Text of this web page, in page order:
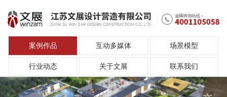
案例作品 互动多媒体 场景模型
行业动态 关于文展 联系我们